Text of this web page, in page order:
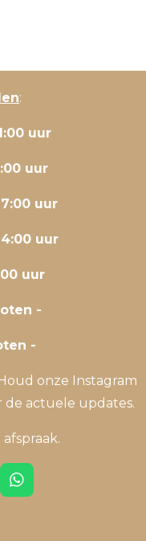
:
uur
uur
uur
uur
uur
-
-
onze Instagram
de actuele updates.
W
h